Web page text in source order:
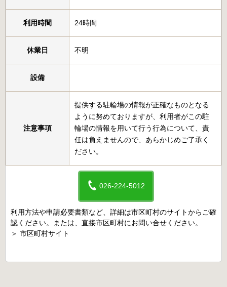
利用時間 24時間
休業日 不明
設備
注意事項
提供する駐輪場の情報が正確なものとなる
ように努めておりますが、利用者がこの駐
輪場の情報を用いて行う行為について、責
任は負えませんので、あらかじめご了承く
ださい。
026-224-5012
利用方法や申請必要書類など、詳細は市区町村のサイトからご確
認ください。または、直接市区町村にお問い合せください。
＞ 市区町村サイト